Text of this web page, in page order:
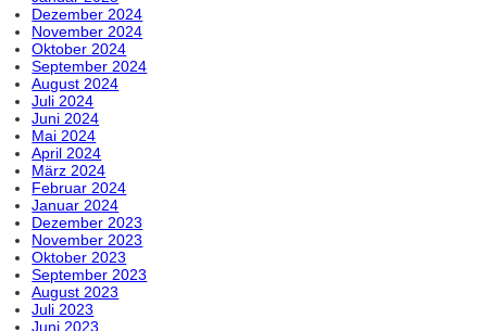
Dezember 2024
November 2024
Oktober 2024
September 2024
August 2024
Juli 2024
Juni 2024
Mai 2024
April 2024
März 2024
Februar 2024
Januar 2024
Dezember 2023
November 2023
Oktober 2023
September 2023
August 2023
Juli 2023
Juni 2023